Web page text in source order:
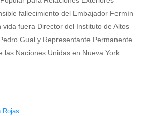
fallecimiento del Embajador Fermín
vida fuera Director del Instituto de Altos
Gual y Representante Permanente
las Naciones Unidas en Nueva York.
Rojas